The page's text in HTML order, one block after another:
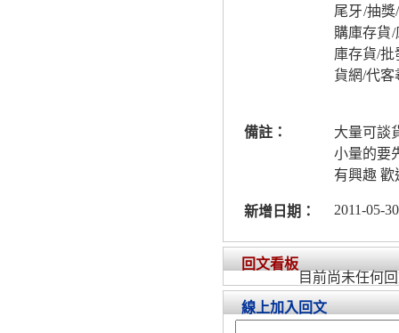
尾牙/抽
購庫存貨
庫存貨/
貨網/代客
備註：
大量可談
小量的要
有興趣
新增日期： 2011-05-
回文看板
目前尚未任何
線上加入回文